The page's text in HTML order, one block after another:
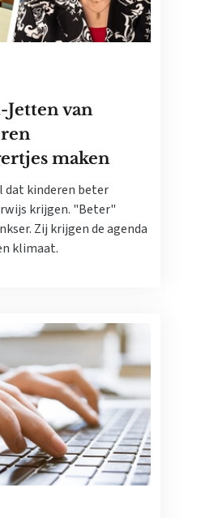
van
maken
kinderen beter
krijgen. "Beter"
Zij krijgen de agenda
klimaat.